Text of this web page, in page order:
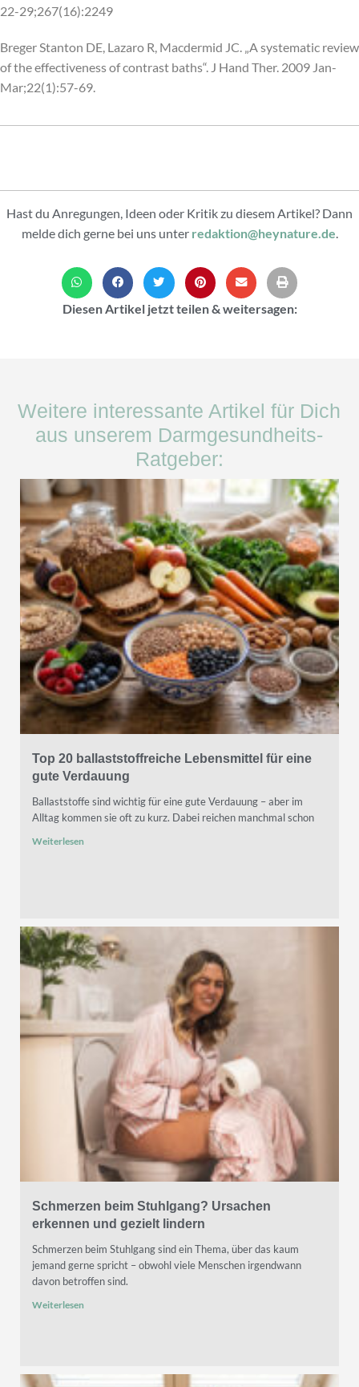
22-29;267(16):2249
Breger Stanton DE, Lazaro R, Macdermid JC. „A systematic review
of the effectiveness of contrast baths“. J Hand Ther. 2009 Jan-
Mar;22(1):57-69.
Hast du Anregungen, Ideen oder Kritik zu diesem Artikel? Dann
melde dich gerne bei uns unter redaktion@heynature.de.
Diesen Artikel jetzt teilen & weitersagen:
Weitere interessante Artikel für Dich
aus unserem Darmgesundheits-
Ratgeber:
Top 20 ballaststoffreiche Lebensmittel für eine
gute Verdauung
Ballaststoffe sind wichtig für eine gute Verdauung – aber im
Alltag kommen sie oft zu kurz. Dabei reichen manchmal schon
Weiterlesen
Schmerzen beim Stuhlgang? Ursachen
erkennen und gezielt lindern
Schmerzen beim Stuhlgang sind ein Thema, über das kaum
jemand gerne spricht – obwohl viele Menschen irgendwann
davon betroffen sind.
Weiterlesen